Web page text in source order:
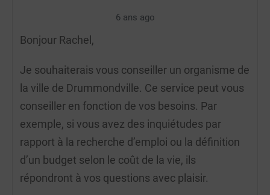
6 ans ago
Bonjour Rachel,
Je souhaiterais vous conseiller un organisme de
la ville de Drummondville. Ce service peut vous
conseiller en fonction de vos besoins. Par
exemple, si vous avez des inquiétudes par
rapport à la recherche d’emploi ou la définition
d’un budget selon le coût de la vie, ils
répondront à vos questions avec plaisir.